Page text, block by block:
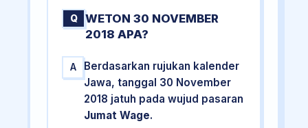
Q
WETON 30 NOVEMBER
2018 APA?
A
Berdasarkan rujukan kalender
Jawa, tanggal 30 November
2018 jatuh pada wujud pasaran
Jumat Wage.